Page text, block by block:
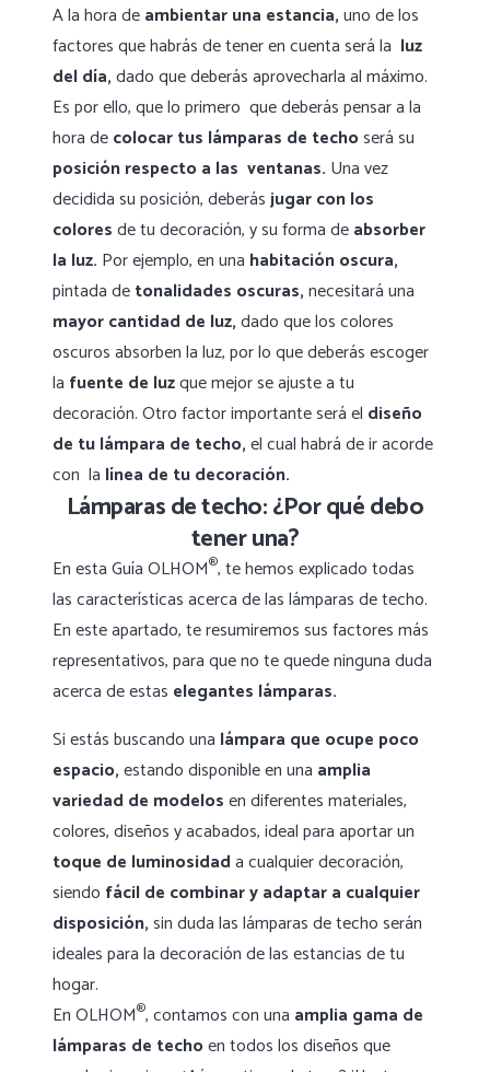
A la hora deambientar una estancia,uno de los
factores que habrás de tener en cuenta será la luz
del día,dado que deberás aprovecharla al máximo.
Es por ello, que lo primero que deberás pensar a la
hora decolocar tus lámparas de techoserá su
posición respecto a las ventanas. Una vez
decidida su posición, deberásjugar con los
coloresde tu decoración, y su forma deabsorber
la luz. Por ejemplo, en una habitación oscura,
pintada detonalidades oscuras,necesitará una
mayor cantidad de luz,dado que los colores
oscuros absorben la luz, por lo que deberás escoger
la fuente de luzque mejor se ajuste a tu
decoración. Otro factor importante será el diseño
de tu lámpara de techo,el cual habrá de ir acorde
con la línea de tu decoración.
Lámparas de techo: ¿Por qué debo
tener una?
En esta Guía OLHOM®, te hemos explicado todas
las características acerca de las lámparas de techo.
En este apartado, te resumiremos sus factores más
representativos, para que no te quede ninguna duda
acerca de estas elegantes lámparas.
Si estás buscando una lámpara que ocupe poco
espacio,estando disponible en una amplia
variedad de modelosen diferentes materiales,
colores, diseños y acabados, ideal para aportar un
toque de luminosidada cualquier decoración,
siendo fácil de combinar y adaptar a cualquier
disposición,sin duda las lámparas de techo serán
ideales para la decoración de las estancias de tu
hogar.
En OLHOM®, contamos con una amplia gama de
lámparas de techoen todos los diseños que